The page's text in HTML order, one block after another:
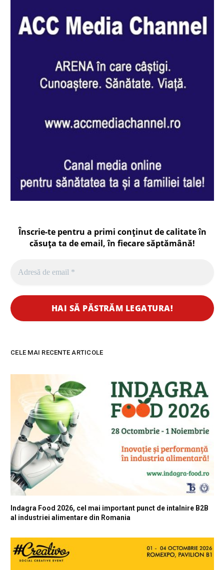
Înscrie-te pentru a primi conținut de calitate în
căsuța ta de email, în fiecaresăptămână!
CELE MAI RECENTE ARTICOLE
Indagra Food 2026, cel mai important punct de intalnire B2B
al industriei alimentare din Romania